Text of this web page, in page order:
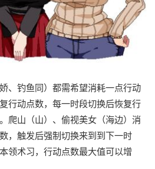
、钓鱼同）都需希望消耗一点行动
行动点数，每一时段切换后恢复行
爬山（山）、偷视美女（海边）消
，触发后强制切换来到到下一时
领术习，行动点数最大值可以增